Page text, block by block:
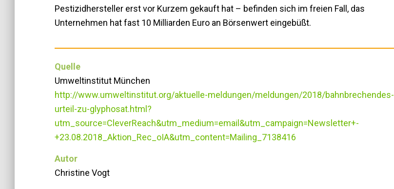
Pestizidhersteller erst vor Kurzem gekauft hat – befinden sich im freien Fall, das
Unternehmen hat fast 10 Milliarden Euro an Börsenwert eingebüßt.
Quelle
Umweltinstitut München
http://www.umweltinstitut.org/aktuelle-meldungen/meldungen/2018/bahnbrechendes-
urteil-zu-glyphosat.html?
utm_source=CleverReach&utm_medium=email&utm_campaign=Newsletter+-
+23.08.2018_Aktion_Rec_oIA&utm_content=Mailing_7138416
Autor
Christine Vogt